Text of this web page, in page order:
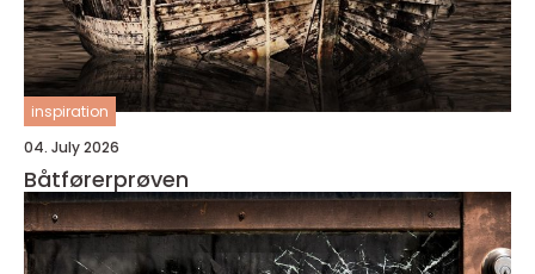
inspiration
04. July 2026
Båtførerprøven